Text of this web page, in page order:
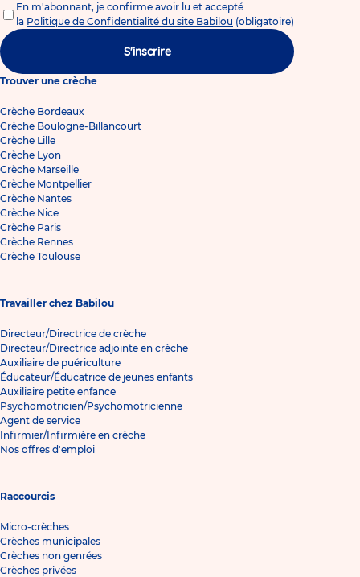
En m'abonnant, je confirme avoir lu et accepté
la Politique de Confidentialité du site Babilou (obligatoire)
S'inscrire
Trouver une crèche
Crèche Bordeaux
Crèche Boulogne-Billancourt
Crèche Lille
Crèche Lyon
Crèche Marseille
Crèche Montpellier
Crèche Nantes
Crèche Nice
Crèche Paris
Crèche Rennes
Crèche Toulouse
Travailler chez Babilou
Directeur/Directrice de crèche
Directeur/Directrice adjointe en crèche
Auxiliaire de puériculture
Éducateur/Éducatrice de jeunes enfants
Auxiliaire petite enfance
Psychomotricien/Psychomotricienne
Agent de service
Infirmier/Infirmière en crèche
Nos offres d'emploi
Raccourcis
Micro-crèches
Crèches municipales
Crèches non genrées
Crèches privées